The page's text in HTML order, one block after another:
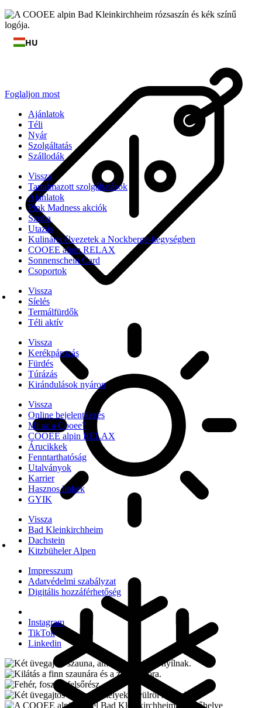
HU
Foglaljon most
Ajánlatok
Téli
Nyár
Szolgáltatás
Szállodák
Vissza
Tartalmazott szolgáltatások
Ajánlatok
Pink Madness akciók
Szoba
Utazás
Kulináris élvezetek a Nockberge-hegységben
COOEE alpin RELAX
Sonnenschein Card
Csoportok
Vissza
Síelés
Termálfürdők
Téli aktív
Vissza
Kerékpározás
Fürdés
Túrázás
Kirándulások nyáron
Vissza
Online bejelentkezés
Mi az a Cooee?
COOEE alpin RELAX
Árucikkek
Fenntarthatóság
Utalványok
Karrier
Hasznos linkek
GYIK
Vissza
Bad Kleinkirchheim
Dachstein
Kitzbüheler Alpen
Impresszum
Adatvédelmi szabályzat
Digitális hozzáférhetőség
Instagram
TikTok
Linkedin